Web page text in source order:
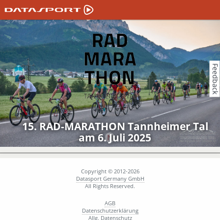
15. RAD-MARATHON Tannheimer Tal
am 6. Juli 2025
Copyright © 2012-2026
Datasport Germany GmbH
All Rights Reserved.
AGB
Datenschutzerklärung
Allg. Datenschutz
Feedback